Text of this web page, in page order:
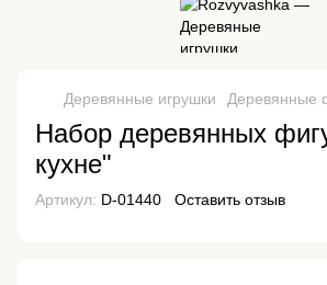
Деревянные игрушки Деревянные
Набор деревянных
кухне"
Артикул: D-01440 Оставить отзыв